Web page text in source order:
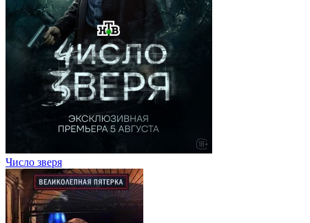
Число зверя